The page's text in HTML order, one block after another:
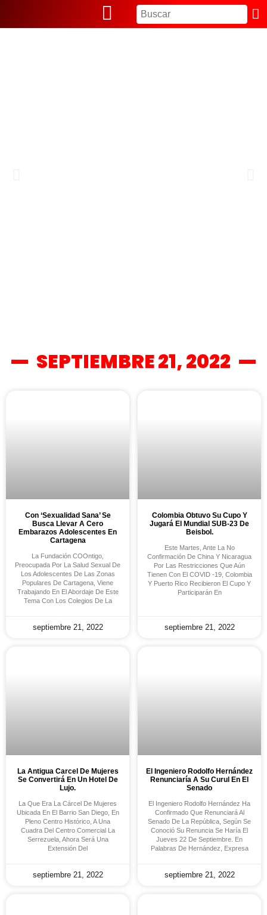
SEPTIEMBRE 21, 2022
Con ‘Sexualidad Sana’ Se
Busca Llevar A Cero
Embarazos Adolescentes En
Cartagena
La Fundación COOntigo,
Preocupada Por La Salud Sexual De
Los Adolescentes De Las Zonas
Populares De Cartagena, Viene
Trabajando En El Abordaje De Este
Tema Con Los Colegios De La
septiembre 21, 2022
Colombia Obtuvo Su Cupo Y
Jugará El Mundial SUB-23 De
Beisbol.
Este Martes, Ante La No
Confirmación De China Y Nicaragua
Por Las Restricciones Que Aún
Tienen Con El COVID -19, Colombia
Y Puerto Rico Recibieron El Cupo Y
Participarán En
septiembre 21, 2022
La Antigua Carcel De Mujeres
Se Convertirá En Un Hotel De
Lujo.
La Que Era La Cárcel De Mujeres
Ubicada En El Barrio San Diego, En
Pleno Centro Histórico, A Una
Cuadra Del Centro Comercial La
Serrezuela, Ahora Será Una
Extensión Del
septiembre 21, 2022
El Ingeniero Rodolfo Hernández
Renunciaría A Su Curul En El
Senado
El Ingeniero Rodolfo Hernández Ha
Confirmado Que Renunciará Al
Senado De La República, Según Se
Conoció Su Renuncia Se Haría El
Jueves 22 De Septiembre. En
Palabras De Hernández, Expresa
septiembre 21, 2022